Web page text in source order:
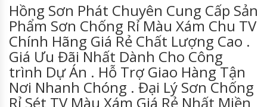
Hồng Sơn Phát Chuyên Cung Cấp Sản
Phẩm Sơn Chống Rỉ Màu Xám Chu TV
Chính Hãng Giá Rẻ Chất Lượng Cao .
Giá Ưu Đãi Nhất Dành Cho Công
trình Dự Án . Hỗ Trợ Giao Hàng Tận
Nơi Nhanh Chóng . Đại Lý Sơn Chống
Rỉ Sét TV Màu Xám Giá Rẻ Nhất Miền